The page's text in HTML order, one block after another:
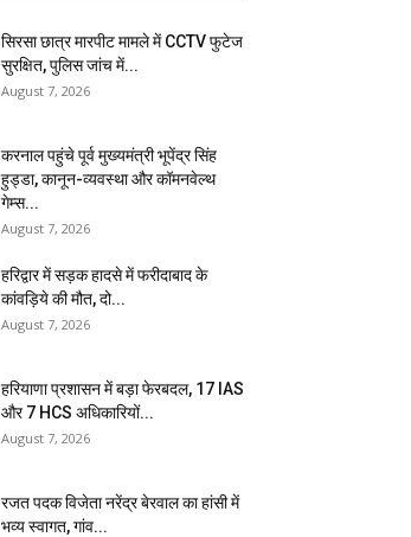
सिरसा छात्र मारपीट मामले में CCTV फुटेज
सुरक्षित, पुलिस जांच में...
August 7, 2026
करनाल पहुंचे पूर्व मुख्यमंत्री भूपेंद्र सिंह
हुड्डा, कानून-व्यवस्था और कॉमनवेल्थ
गेम्स...
August 7, 2026
हरिद्वार में सड़क हादसे में फरीदाबाद के
कांवड़िये की मौत, दो...
August 7, 2026
हरियाणा प्रशासन में बड़ा फेरबदल, 17 IAS
और 7 HCS अधिकारियों...
August 7, 2026
रजत पदक विजेता नरेंद्र बेरवाल का हांसी में
भव्य स्वागत, गांव...